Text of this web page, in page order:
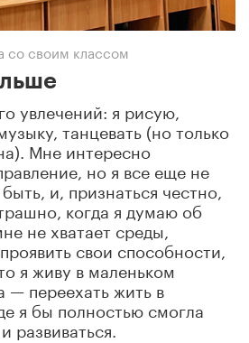
со своим классом
увлечений: я рисую,
танцевать (но только
Мне интересно
но я все еще не
и, признаться честно,
когда я думаю об
не хватает среды,
свои способности,
я живу в маленьком
— переехать жить в
я бы полностью смогла
развиваться.